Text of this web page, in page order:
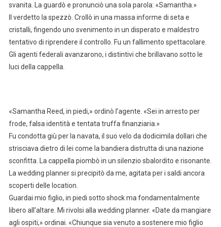
svanita. La guardò e pronunciò una sola parola: «Samantha.»
Il verdetto la spezzò. Crollò in una massa informe di seta e
cristalli, fingendo uno svenimento in un disperato e maldestro
tentativo di riprendere il controllo. Fu un fallimento spettacolare.
Gli agenti federali avanzarono, i distintivi che brillavano sotto le
luci della cappella.
«Samantha Reed, in piedi,» ordinò l’agente. «Sei in arresto per
frode, falsa identità e tentata truffa finanziaria.»
Fu condotta giù per la navata, il suo velo da dodicimila dollari che
strisciava dietro di lei come la bandiera distrutta di una nazione
sconfitta. La cappella piombò in un silenzio sbalordito e risonante.
La wedding planner si precipitò da me, agitata per i saldi ancora
scoperti delle location.
Guardai mio figlio, in piedi sotto shock ma fondamentalmente
libero all’altare. Mi rivolsi alla wedding planner. «Date da mangiare
agli ospiti,» ordinai. «Chiunque sia venuto a sostenere mio figlio